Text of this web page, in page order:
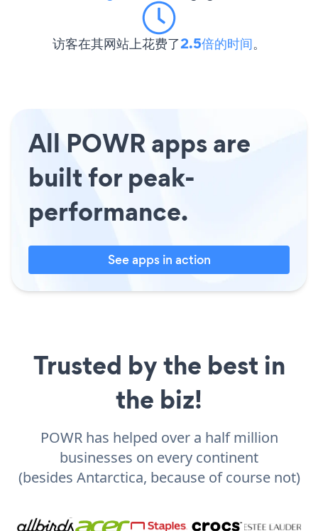
访客在其网站上花费了2.5倍的时间。
All POWR apps are
built for peak-
performance.
See apps in action
Trusted by the best in
the biz!
POWR has helped over a half million
businesses on every continent
(besides Antarctica, because of course not)